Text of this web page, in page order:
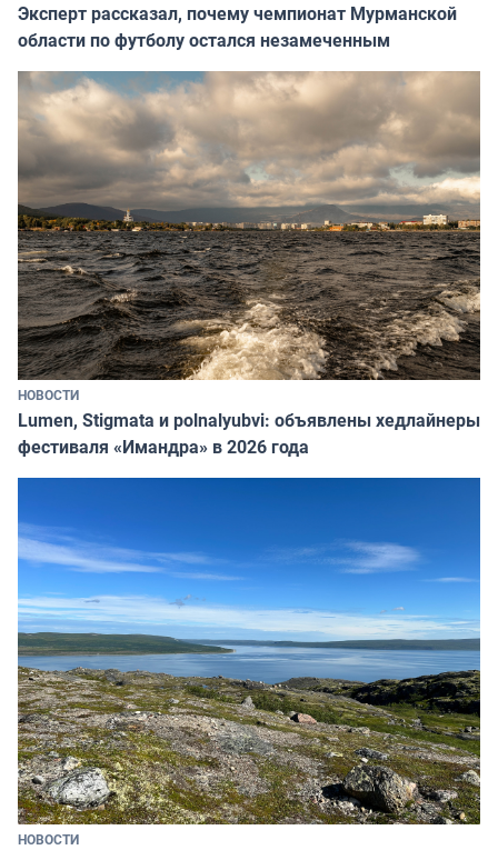
Эксперт рассказал, почему чемпионат Мурманской
области по футболу остался незамеченным
НОВОСТИ
Lumen, Stigmata и polnalyubvi: объявлены хедлайнеры
фестиваля «Имандра» в 2026 года
НОВОСТИ